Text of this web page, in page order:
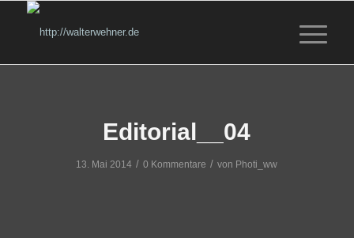
Editorial__04
13. Mai 2014 / 0 Kommentare / von Photi_ww